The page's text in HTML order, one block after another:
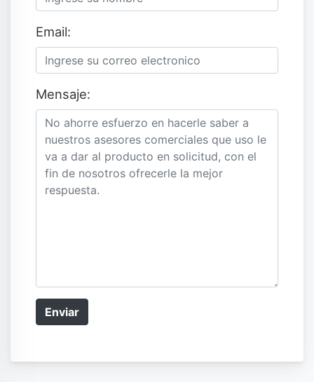
Email:
Mensaje:
Enviar